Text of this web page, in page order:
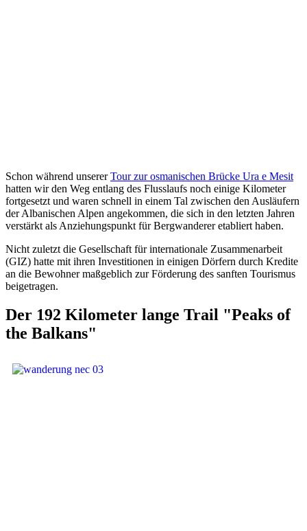
Schon während unsererTour zur osmanischen Brücke Ura e Mesit
hatten wir den Weg entlang des Flusslaufs noch einige Kilometer
fortgesetzt und waren schnell in einem Tal zwischen den Ausläufern
der Albanischen Alpen angekommen, die sich in den letzten Jahren
verstärkt als Anziehungspunkt für Bergwanderer etabliert haben.
Nicht zuletzt die Gesellschaft für internationale Zusammenarbeit
(GIZ) hatte mit ihren Investitionen in einigen Dörfern durch Kredite
an die Bewohner maßgeblich zur Förderung des sanften Tourismus
beigetragen.
Der 192 Kilometer lange Trail "Peaks of
the Balkans"